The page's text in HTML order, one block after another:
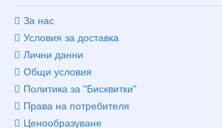
За нас
Условия за доставка
Лични данни
Общи условия
Политика за "Бисквитки"
Права на потребителя
Ценообразуване